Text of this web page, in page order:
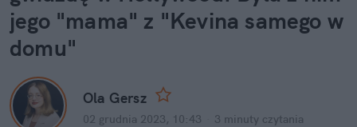
jego "mama" z "Kevina samego w
domu"
Ola Gersz
02 grudnia 2023, 10:43 3 minuty czytania